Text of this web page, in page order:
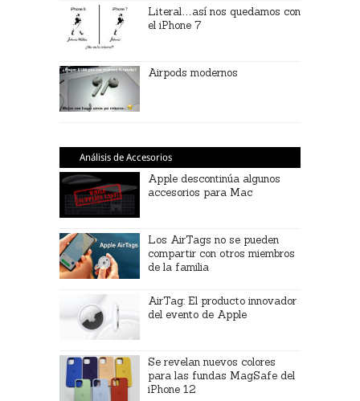
Literal…así nos quedamos con
el iPhone 7
Airpods modernos
Análisis de Accesorios
Apple descontinúa algunos
accesorios para Mac
Los AirTags no se pueden
compartir con otros miembros
de la familia
AirTag: El producto innovador
del evento de Apple
Se revelan nuevos colores
para las fundas MagSafe del
iPhone 12